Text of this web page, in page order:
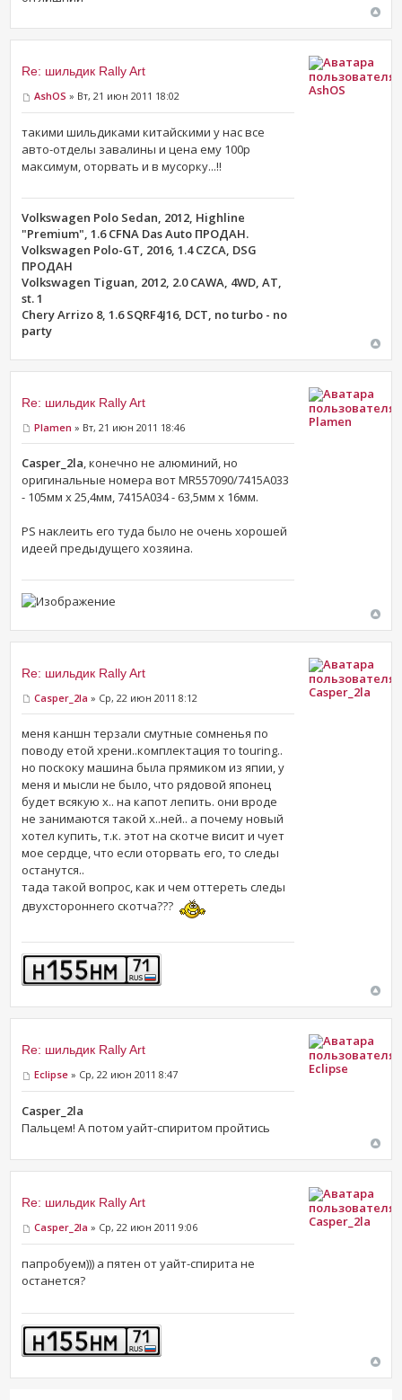
Re: шильдик Rally Art
AshOS » Вт, 21 июн 2011 18:02
такими шильдиками китайскими у нас все
авто-отделы завалины и цена ему 100р
максимум, оторвать и в мусорку...!!
Volkswagen Polo Sedan, 2012, Highline
"Premium", 1.6 CFNA Das Auto ПРОДАН.
Volkswagen Polo-GT, 2016, 1.4 CZCA, DSG
ПРОДАН
Volkswagen Tiguan, 2012, 2.0 CAWA, 4WD, AT,
st. 1
Chery Arrizo 8, 1.6 SQRF4J16, DCT, no turbo - no
party
AshOS
Re: шильдик Rally Art
Plamen » Вт, 21 июн 2011 18:46
Casper_2la, конечно не алюминий, но
оригинальные номера вот MR557090/7415A033
- 105мм x 25,4мм, 7415A034 - 63,5мм x 16мм.
PS наклеить его туда было не очень хорошей
идеей предыдущего хозяина.
Plamen
Re: шильдик Rally Art
Casper_2la » Ср, 22 июн 2011 8:12
меня каншн терзали смутные сомненья по
поводу етой хрени..комплектация то touring..
но поскоку машина была прямиком из япии, у
меня и мысли не было, что рядовой японец
будет всякую х.. на капот лепить. они вроде
не занимаются такой х..ней.. а почему новый
хотел купить, т.к. этот на скотче висит и чует
мое сердце, что если оторвать его, то следы
останутся..
тада такой вопрос, как и чем оттереть следы
двухстороннего скотча???
Casper_2la
Re: шильдик Rally Art
Eclipse » Ср, 22 июн 2011 8:47
Casper_2la
Пальцем! А потом уайт-спиритом пройтись
Eclipse
Re: шильдик Rally Art
Casper_2la » Ср, 22 июн 2011 9:06
папробуем))) а пятен от уайт-спирита не
останется?
Casper_2la